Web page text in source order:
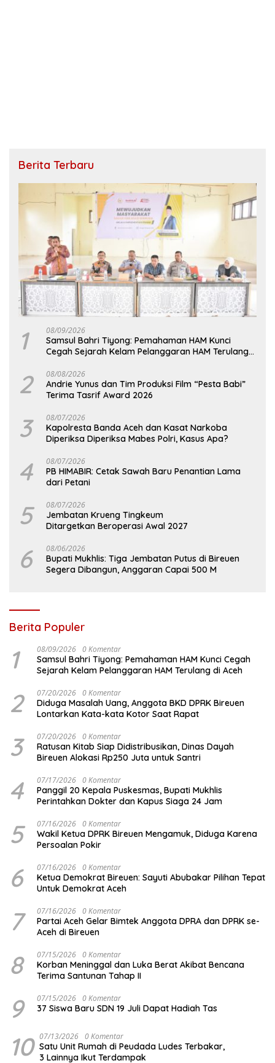
Berita Terbaru
1 08/09/2026
Samsul Bahri Tiyong: Pemahaman HAM Kunci
Cegah Sejarah Kelam Pelanggaran HAM Terulang
2 08/08/2026
Andrie Yunus dan Tim Produksi Film “Pesta Babi”
Terima Tasrif Award 2026
3 08/07/2026
Kapolresta Banda Aceh dan Kasat Narkoba
Diperiksa Diperiksa Mabes Polri, Kasus Apa?
4 08/07/2026
PB HIMABIR: Cetak Sawah Baru Penantian Lama
dari Petani
5 08/07/2026
Jembatan Krueng Tingkeum
Ditargetkan Beroperasi Awal 2027
6 08/06/2026
Bupati Mukhlis: Tiga Jembatan Putus di Bireuen
Segera Dibangun, Anggaran Capai 500 M
Berita Populer
1 08/09/2026 0 Komentar
Samsul Bahri Tiyong: Pemahaman HAM Kunci Cegah
Sejarah Kelam Pelanggaran HAM Terulang di Aceh
2 07/20/2026 0 Komentar
Diduga Masalah Uang, Anggota BKD DPRK Bireuen
Lontarkan Kata-kata Kotor Saat Rapat
3 07/20/2026 0 Komentar
Ratusan Kitab Siap Didistribusikan, Dinas Dayah
Bireuen Alokasi Rp250 Juta untuk Santri
4 07/17/2026 0 Komentar
Panggil 20 Kepala Puskesmas, Bupati Mukhlis
Perintahkan Dokter dan Kapus Siaga 24 Jam
5 07/16/2026 0 Komentar
Wakil Ketua DPRK Bireuen Mengamuk, Diduga Karena
Persoalan Pokir
6 07/16/2026 0 Komentar
Ketua Demokrat Bireuen: Sayuti Abubakar Pilihan Tepat
Untuk Demokrat Aceh
7 07/16/2026 0 Komentar
Partai Aceh Gelar Bimtek Anggota DPRA dan DPRK se-
Aceh di Bireuen
8 07/15/2026 0 Komentar
Korban Meninggal dan Luka Berat Akibat Bencana
Terima Santunan Tahap II
9 07/15/2026 0 Komentar
37 Siswa Baru SDN 19 Juli Dapat Hadiah Tas
10 07/13/2026 0 Komentar
Satu Unit Rumah di Peudada Ludes Terbakar,
3 Lainnya Ikut Terdampak